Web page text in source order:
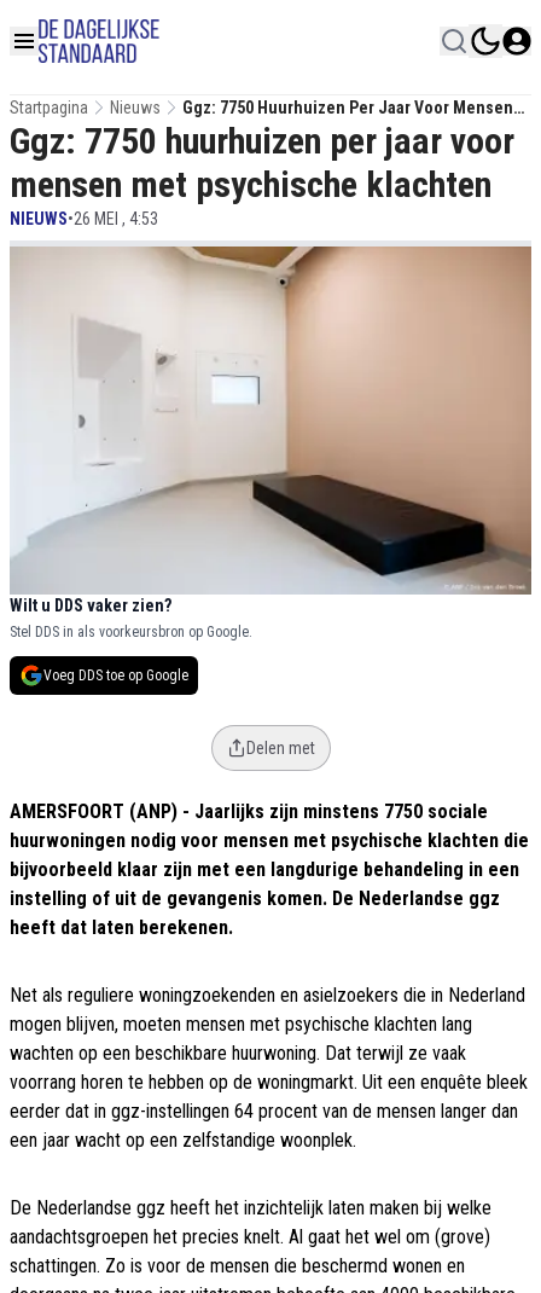
Startpagina Nieuws
Ggz: 7750 Huurhuizen Per Jaar Voor Mensen
Met Psychische Klachten
Ggz: 7750 huurhuizen per jaar voor
mensen met psychische klachten
NIEUWS•26 MEI , 4:53
Wilt u DDS vaker zien?
Stel DDS in als voorkeursbron op Google.
Voeg DDS toe op Google
Delen met
AMERSFOORT (ANP) - Jaarlijks zijn minstens 7750 sociale
huurwoningen nodig voor mensen met psychische klachten die
bijvoorbeeld klaar zijn met een langdurige behandeling in een
instelling of uit de gevangenis komen. De Nederlandse ggz
heeft dat laten berekenen.
Net als reguliere woningzoekenden en asielzoekers die in Nederland
mogen blijven, moeten mensen met psychische klachten lang
wachten op een beschikbare huurwoning. Dat terwijl ze vaak
voorrang horen te hebben op de woningmarkt. Uit een enquête bleek
eerder dat in ggz-instellingen 64 procent van de mensen langer dan
een jaar wacht op een zelfstandige woonplek.
De Nederlandse ggz heeft het inzichtelijk laten maken bij welke
aandachtsgroepen het precies knelt. Al gaat het wel om (grove)
schattingen. Zo is voor de mensen die beschermd wonen en